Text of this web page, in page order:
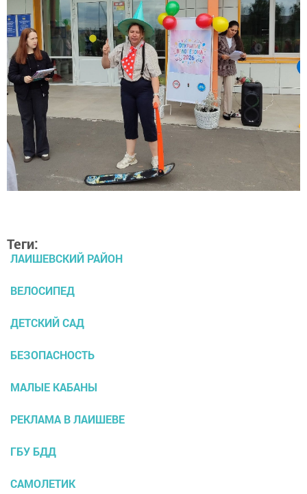
Теги:
ЛАИШЕВСКИЙ РАЙОН
ВЕЛОСИПЕД
ДЕТСКИЙ САД
БЕЗОПАСНОСТЬ
МАЛЫЕ КАБАНЫ
РЕКЛАМА В ЛАИШЕВЕ
ГБУ БДД
САМОЛЕТИК